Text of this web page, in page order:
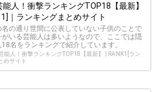
人！衝撃ランキングTOP18【最新】
1]｜ランキングまとめサイト
の通り世間に公表していない子供のことで
いる芸能人は多いようなので、ここでは隠
名をランキングで紹介しています。
能人！衝撃ランキングTOP18【最新】 | RANK1[ラン
めサイト